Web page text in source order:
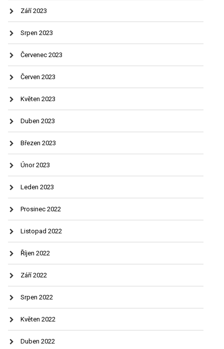
Září 2023
Srpen 2023
Červenec 2023
Červen 2023
Květen 2023
Duben 2023
Březen 2023
Únor 2023
Leden 2023
Prosinec 2022
Listopad 2022
Říjen 2022
Září 2022
Srpen 2022
Květen 2022
Duben 2022